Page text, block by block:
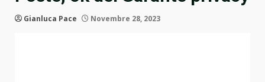
Gianluca Pace Novembre 28, 2023